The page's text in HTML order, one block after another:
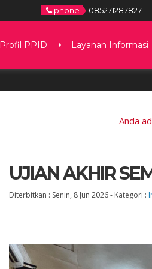
phone 085271287827
Profil PPID Layanan Informasi
Anda
UJIAN AKHIR
Diterbitkan : Senin, 8 Jun 2026- Kategori :